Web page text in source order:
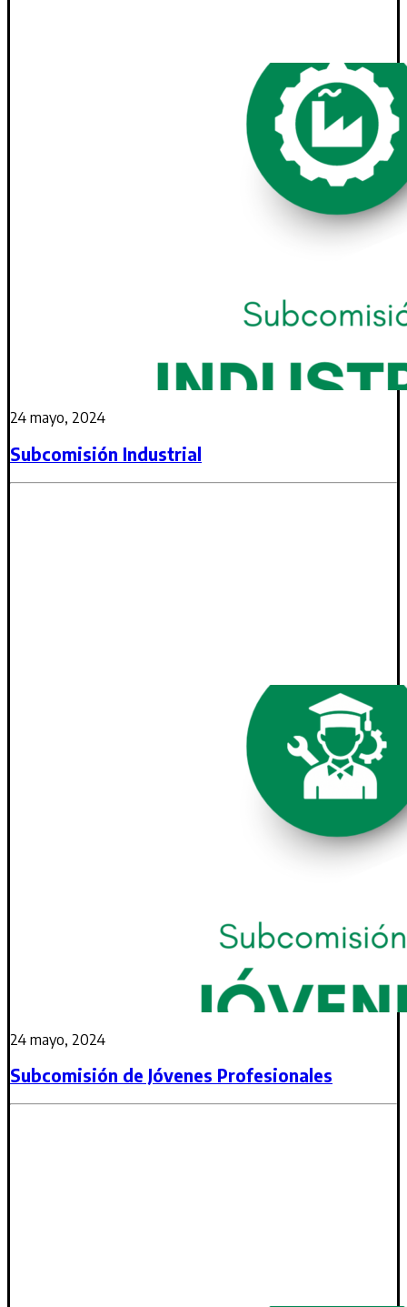
24 mayo, 2024
Subcomisión Industrial
24 mayo, 2024
Subcomisión de Jóvenes Profesionales